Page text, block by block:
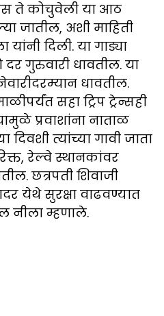
ते कोचुवेली या आठ
जातील, अशी माहिती
दिली. या गाड्या
गुरुवारी धावतील. या
धावतील.
सहा ट्रिप ट्रेन्सही
प्रवाशांना नाताळ
दिवशी त्यांच्या गावी जाता
रेल्वे स्थानकांवर
छत्रपती शिवाजी
येथे सुरक्षा वाढवण्यात
नीला म्हणाले.